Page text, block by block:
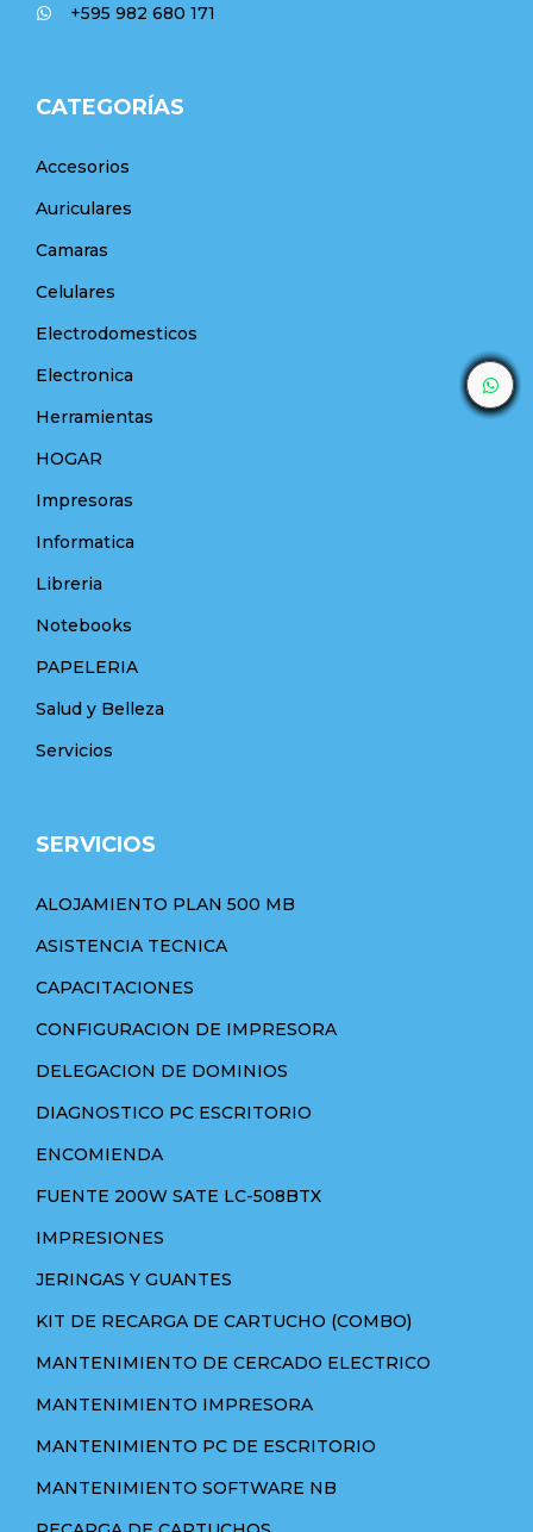
+595 982 680 171
CATEGORÍAS
Accesorios
Auriculares
Camaras
Celulares
Electrodomesticos
Electronica
Herramientas
HOGAR
Impresoras
Informatica
Libreria
Notebooks
PAPELERIA
Salud y Belleza
Servicios
SERVICIOS
ALOJAMIENTO PLAN 500 MB
ASISTENCIA TECNICA
CAPACITACIONES
CONFIGURACION DE IMPRESORA
DELEGACION DE DOMINIOS
DIAGNOSTICO PC ESCRITORIO
ENCOMIENDA
FUENTE 200W SATE LC-508BTX
IMPRESIONES
JERINGAS Y GUANTES
KIT DE RECARGA DE CARTUCHO (COMBO)
MANTENIMIENTO DE CERCADO ELECTRICO
MANTENIMIENTO IMPRESORA
MANTENIMIENTO PC DE ESCRITORIO
MANTENIMIENTO SOFTWARE NB